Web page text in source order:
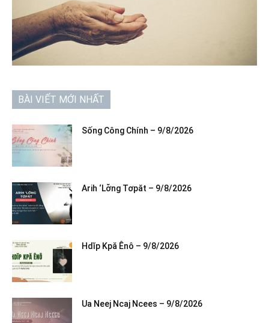
BÀI VIẾT MỚI NHẤT
Sống Công Chính – 9/8/2026
Arih ‘Lơ̆ng Tơpăt – 9/8/2026
Hdĭp Kpă Ênô – 9/8/2026
Ua Neej Ncaj Ncees – 9/8/2026